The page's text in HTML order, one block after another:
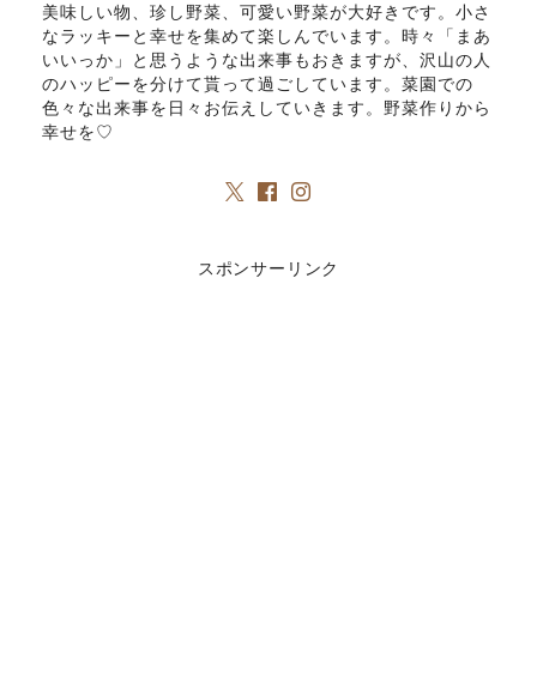
美味しい物、珍し野菜、可愛い野菜が大好きです。小さ
なラッキーと幸せを集めて楽しんでいます。時々「まあ
いいっか」と思うような出来事もおきますが、沢山の人
のハッピーを分けて貰って過ごしています。菜園での
色々な出来事を日々お伝えしていきます。野菜作りから
幸せを♡
スポンサーリンク